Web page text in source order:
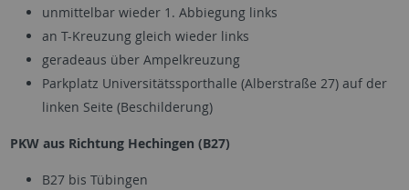
unmittelbar wieder 1. Abbiegung links
an T-Kreuzung gleich wieder links
geradeaus über Ampelkreuzung
Parkplatz Universitätssporthalle (Alberstraße 27) auf der
linken Seite (Beschilderung)
PKW aus Richtung Hechingen (B27)
B27 bis Tübingen